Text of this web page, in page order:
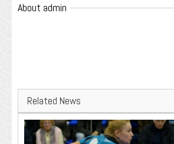
About admin
Related News